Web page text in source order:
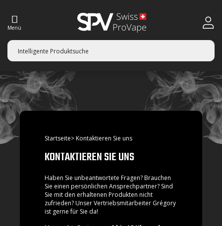
Menü
Startseite> Kontaktieren Sie uns
KONTAKTIEREN SIE UNS
Haben Sie unbeantwortete Fragen? Brauchen
Sie einen persönlichen Ansprechpartner? Sind
Sie mit den erhaltenen Produkten nicht
zufrieden? Unser Vertriebsmitarbeiter Grégory
ist gerne für Sie da!